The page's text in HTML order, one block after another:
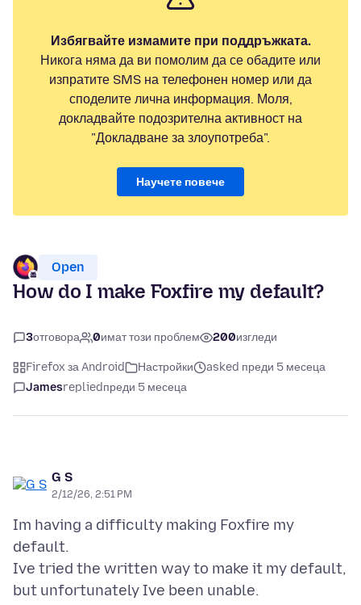
Избягвайте измамите при поддръжката.
Никога няма да ви помолим да се обадите или
изпратите SMS на телефонен номер или да
споделите лична информация. Моля,
докладвайте подозрителна активност на
"Докладване за злоупотреба".
Научете повече
Open
How do I make Foxfire my default?
3отговора 0имат този проблем 200изгледи
Firefox за Android Настройки
asked преди 5 месеца
Jamesrepliedпреди 5 месеца
G S
2/12/26, 2:51 PM
Im having a difficulty making Foxfire my
default.
Ive tried the written way to make it my default,